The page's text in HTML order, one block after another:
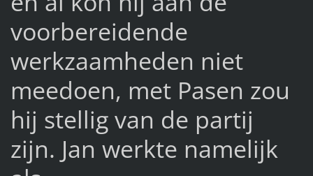
voorbereidende
werkzaamheden niet
meedoen, met Pasen zou
hij stellig van de partij
zijn. Jan werkte namelijk